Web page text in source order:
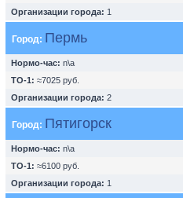
Организации города: 1
Город: Пермь
Нормо-час: n\a
ТО-1: ≈7025 руб.
Организации города: 2
Город: Пятигорск
Нормо-час: n\a
ТО-1: ≈6100 руб.
Организации города: 1